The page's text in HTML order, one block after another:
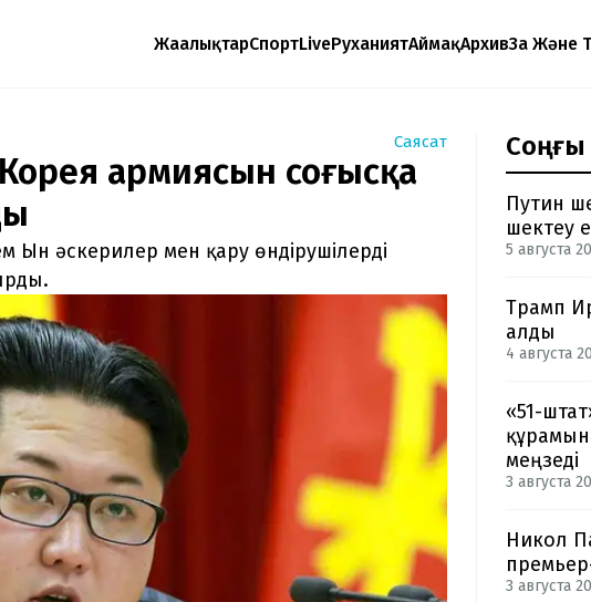
ЖаңалықтарСпортLiveРуханиятАймақАрхивЗаң Және
Саясат
армиясын соғысқа
әскерилер мен қару өндірушілерді
Путин
шектеу
5 августа
Трамп
алды
4 августа
«51-
меңзеді
3 августа
Никол
3 августа